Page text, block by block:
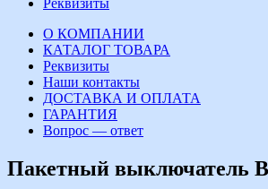
Реквизиты
О КОМПАНИИ
КАТАЛОГ ТОВАРА
Реквизиты
Наши контакты
ДОСТАВКА И ОПЛАТА
ГАРАНТИЯ
Вопрос — ответ
Пакетный выключатель